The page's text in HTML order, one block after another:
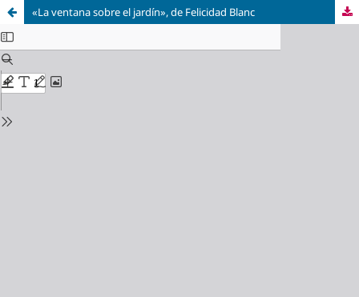
«La ventana sobre el jardín», de Felicidad Blanc